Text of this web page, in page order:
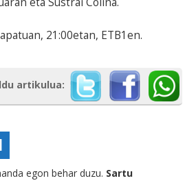
21:00etan, ETB1en.
artikulua:
egon behar duzu. Sartu